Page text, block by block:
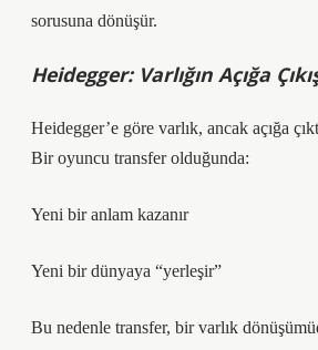
sorusuna dönüşür.
Heidegger: Varlığın Açığa
Heidegger’e göre varlık, ancak açığa
Bir oyuncu transfer olduğunda:
Yeni bir anlam kazanır
Yeni bir dünyaya “yerleşir”
Bu nedenle transfer, bir varlık